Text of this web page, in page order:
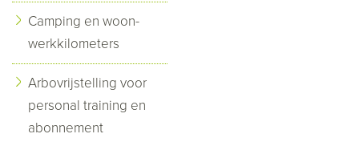
Camping en woon-
werkkilometers
Arbovrijstelling voor
personal training en
abonnement